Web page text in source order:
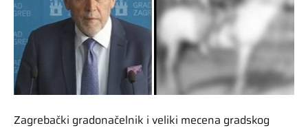
Zagrebački gradonačelnik i veliki mecena gradskog